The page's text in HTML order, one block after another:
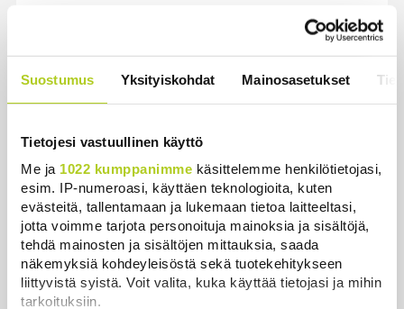
Suostumus Yksityiskohdat Mainosasetukset
Tietojesi vastuullinen käyttö
Me ja 1022 kumppanimme käsittelemme henkilötietojasi,
esim. IP-numeroasi, käyttäen teknologioita, kuten
evästeitä, tallentamaan ja lukemaan tietoa laitteeltasi,
jotta voimme tarjota personoituja mainoksia ja sisältöjä,
tehdä mainosten ja sisältöjen mittauksia, saada
näkemyksiä kohdeyleisöstä sekä tuotekehitykseen
liittyvistä syistä. Voit valita, kuka käyttää tietojasi ja mihin
tarkoituksiin.
Bulgariassa on räjähtänyt drooni lähellä Romanian
Uutiset | 8.8.2026 14:40
HS: Kaikkonen puoluejohtajien ykkönen
Ursa on myynyt ennätysmäärän pimennyslaseja
auringonpimennyksen edellä
Uutiset | 8.8.2026 11:31
Suomessa näkyy keskiviikkona osittainen
auringonpimennys
Uutiset 8.8.2026 11:30